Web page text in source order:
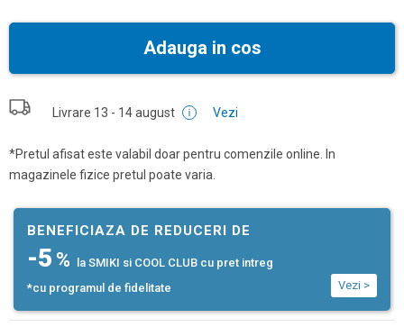
Adauga in cos
Livrare 13 - 14 august Vezi
*Pretul afisat este valabil doar pentru comenzile online. In
magazinele fizice pretul poate varia.
BENEFICIAZA DE REDUCERI DE
-5 %
la SMIKI si COOL CLUB cu pret intreg
*cu programul de fidelitate
Vezi >